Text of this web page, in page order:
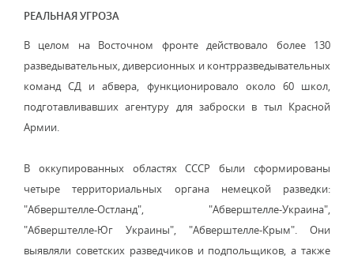
РЕАЛЬНАЯ УГРОЗА
В целом на Восточном фронте действовало более 130
разведывательных, диверсионных и контрразведывательных
команд СД и абвера, функционировало около 60 школ,
подготавливавших агентуру для заброски в тыл Красной
Армии.
В оккупированных областях СССР были сформированы
четыре территориальных органа немецкой разведки:
"Абверштелле-Остланд", "Абверштелле-Украина",
"Абверштелле-Юг Украины", "Абверштелле-Крым". Они
выявляли советских разведчиков и подпольщиков, а также